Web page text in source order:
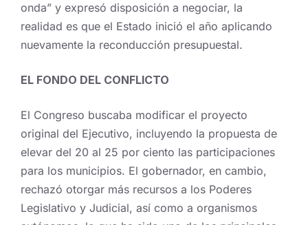
onda” y expresó disposición a negociar, la
realidad es que el Estado inició el año aplicando
nuevamente la reconducción presupuestal.
EL FONDO DEL CONFLICTO
El Congreso buscaba modificar el proyecto
original del Ejecutivo, incluyendo la propuesta de
elevar del 20 al 25 por ciento las participaciones
para los municipios. El gobernador, en cambio,
rechazó otorgar más recursos a los Poderes
Legislativo y Judicial, así como a organismos